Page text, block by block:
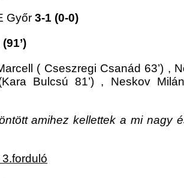
Győr 3-1 (0-0)
( Cseszregi Csanád 63’) ,
Bulcsú 81’) , Neskov
amihez kellettek a mi nagy